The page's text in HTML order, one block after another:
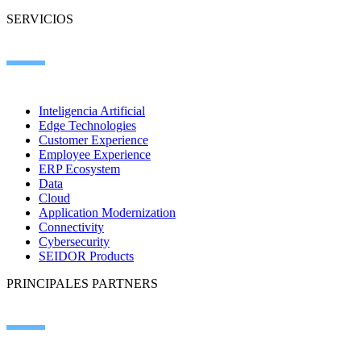
SERVICIOS
Inteligencia Artificial
Edge Technologies
Customer Experience
Employee Experience
ERP Ecosystem
Data
Cloud
Application Modernization
Connectivity
Cybersecurity
SEIDOR Products
PRINCIPALES PARTNERS